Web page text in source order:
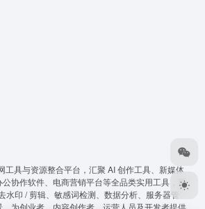
工具与资源整合平台，汇聚 AI 创作工具、新媒体
协作软件、电商营销平台等全品类实用工具，覆
水印 / 剪辑、敏感词检测、数据分析、服务器管
为创业者、内容创作者、运营人员及开发者提供